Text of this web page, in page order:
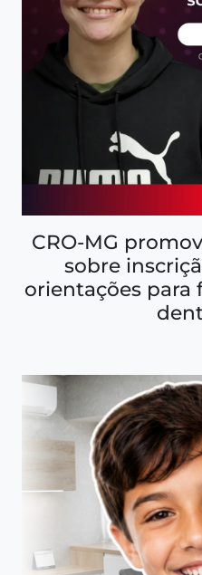
CRO-MG
sobre
orientações para